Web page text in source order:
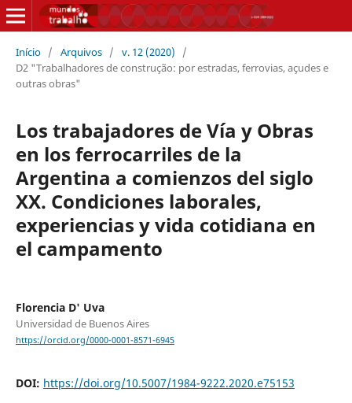
Início / Arquivos / v. 12 (2020)
/
D2 "Trabalhadores de construção: por estradas, ferrovias, açudes e
outras obras"
Los trabajadores de Vía y Obras
en los ferrocarriles de la
Argentina a comienzos del siglo
XX. Condiciones laborales,
experiencias y vida cotidiana en
el campamento
Florencia D' Uva
Universidad de Buenos Aires
https://orcid.org/0000-0001-8571-6945
DOI: https://doi.org/10.5007/1984-9222.2020.e75153